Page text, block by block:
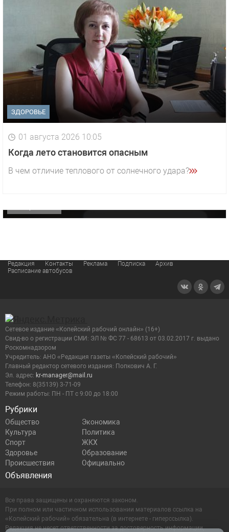
ЗДОРОВЬЕ
01 августа 2026 10:05
Когда лето становится опасным
В чем отличие теплового от солнечного удара?
«Звезда» Метрана стала главным героем нового
Редакция Контакты Реклама Подписка
Архив
Расписание автобусов
Рубрики
Общество
Экономика
Культура
Политика
Спорт
ЖКХ
Здоровье
Образование
Происшествия
Официально
Объявления
Сетевое издание «Копейский рабочий онлайн» (16+)
Cвид-во о регистрации СМИ: ЭЛ № ФС 77 - 68613 от 03.02.2017 г. выдано
Роскомнадзором
Учредитель: АНО «Редакция газеты «Копейский рабочий»
Главный редактор сетевого издания: Попкович А. Г.
Эл. адрес: kr-manager@mail.ru
Телефон: 8(35139) 3-71-09
Режим работы: ПН - ПТ с 9:00 до 18:00
Все права защищены и охраняются законом.
При полном или частичном использовании материалов ссылка на
«Копейский рабочий» обязательна (в интернете - гиперссылка).
Редакция не несет ответственности за достоверность информации,